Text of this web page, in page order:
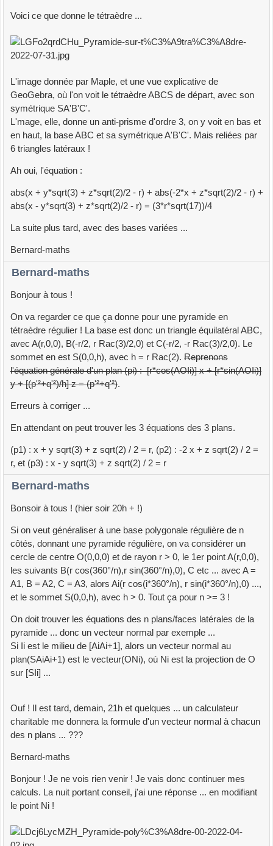
Voici ce que donne le tétraèdre ...
L'image donnée par Maple, et une vue explicative de
GeoGebra, où l'on voit le tétraèdre ABCS de départ, avec son
symétrique SA'B'C'.
L'mage, elle, donne un anti-prisme d'ordre 3, on y voit en bas et
en haut, la base ABC et sa symétrique A'B'C'. Mais reliées par
6 triangles latéraux !
Ah oui, l'équation :
abs(x + y*sqrt(3) + z*sqrt(2)/2 - r) + abs(-2*x + z*sqrt(2)/2 - r) +
abs(x - y*sqrt(3) + z*sqrt(2)/2 - r) = (3*r*sqrt(17))/4
La suite plus tard, avec des bases variées ...
Bernard-maths
Bernard-maths
Bonjour à tous !
On va regarder ce que ça donne pour une pyramide en
tétraèdre régulier ! La base est donc un triangle équilatéral ABC,
avec A(r,0,0), B(-r/2, r Rac(3)/2,0) et C(-r/2, -r Rac(3)/2,0). Le
sommet en est S(0,0,h), avec h = r Rac(2). Reprenons
l'équation générale d'un plan (pi) : [r*cos(AOIi)] x + [r*sin(AOIi)]
y + [(p'²+q'²)/h] z = (p'²+q'²).
Erreurs à corriger ...
En attendant on peut trouver les 3 équations des 3 plans.
(p1) : x + y sqrt(3) + z sqrt(2) / 2 = r, (p2) : -2 x + z sqrt(2) / 2 =
r, et (p3) : x - y sqrt(3) + z sqrt(2) / 2 = r
Bernard-maths
Bonsoir à tous ! (hier soir 20h + !)
Si on veut généraliser à une base polygonale régulière de n
côtés, donnant une pyramide régulière, on va considérer un
cercle de centre O(0,0,0) et de rayon r > 0, le 1er point A(r,0,0),
les suivants B(r cos(360°/n),r sin(360°/n),0), C etc ... avec A =
A1, B = A2, C = A3, alors Ai(r cos(i*360°/n), r sin(i*360°/n),0) ...,
et le sommet S(0,0,h), avec h > 0. Tout ça pour n >= 3 !
On doit trouver les équations des n plans/faces latérales de la
pyramide ... donc un vecteur normal par exemple ...
Si Ii est le milieu de [AiAi+1], alors un vecteur normal au
plan(SAiAi+1) est le vecteur(ONi), où Ni est la projection de O
sur [SIi] ...
Ouf ! Il est tard, demain, 21h et quelques ... un calculateur
charitable me donnera la formule d'un vecteur normal à chacun
des n plans ... ???
Bernard-maths
Bonjour ! Je ne vois rien venir ! Je vais donc continuer mes
calculs. La nuit portant conseil, j'ai une réponse ... en modifiant
le point Ni !